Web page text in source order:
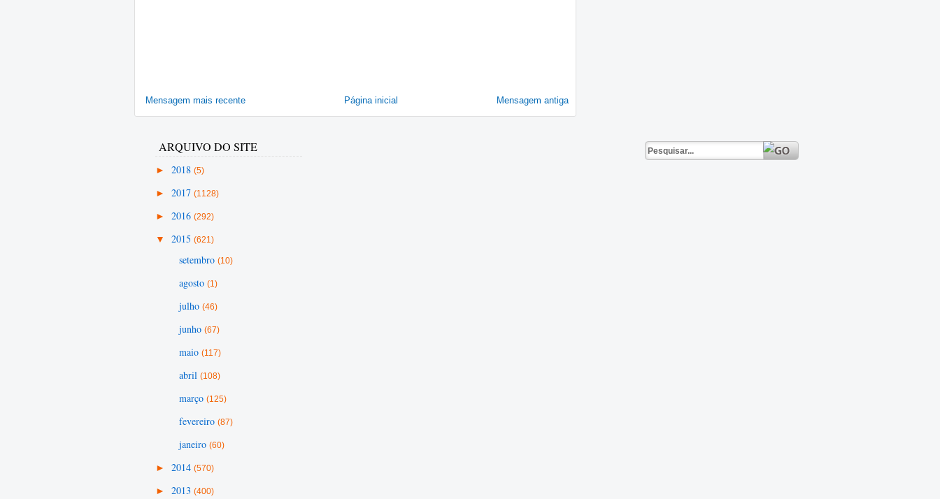
Mensagem mais recente Mensagem antiga
Página inicial
ARQUIVO DO SITE
► 2018 (5)
► 2017 (1128)
► 2016 (292)
▼ 2015 (621)
setembro (10)
agosto (1)
julho (46)
junho (67)
maio (117)
abril (108)
março (125)
fevereiro (87)
janeiro (60)
► 2014 (570)
► 2013 (400)